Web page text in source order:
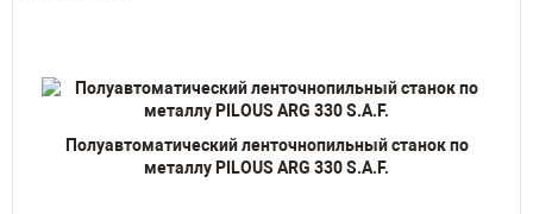
Полуавтоматический ленточнопильный станок по
металлу PILOUS ARG 330 S.A.F.